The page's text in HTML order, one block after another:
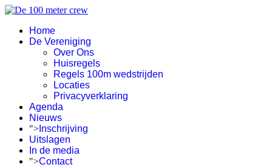
Home
De Vereniging
Over Ons
Huisregels
Regels 100m wedstrijden
Locaties
Privacyverklaring
Agenda
Nieuws
"> Inschrijving
Uitslagen
In de media
">Contact